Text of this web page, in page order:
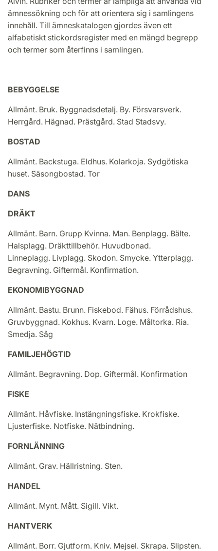
ämnessökning och för att orientera sig i samlingens
innehåll. Till ämneskatalogen gjordes även ett
alfabetiskt stickordsregister med en mängd begrepp
och termer som återfinns i samlingen.
BEBYGGELSE
Allmänt. Bruk. Byggnadsdetalj. By. Försvarsverk.
Herrgård. Hägnad. Prästgård. Stad Stadsvy.
BOSTAD
Allmänt. Backstuga. Eldhus. Kolarkoja. Sydgötiska
huset. Säsongbostad. Tor
DANS
DRÄKT
Allmänt. Barn. Grupp Kvinna. Man. Benplagg. Bälte.
Halsplagg. Dräkttillbehör. Huvudbonad.
Linneplagg. Livplagg. Skodon. Smycke. Ytterplagg.
Begravning. Giftermål. Konfirmation.
EKONOMIBYGGNAD
Allmänt. Bastu. Brunn. Fiskebod. Fähus. Förrådshus.
Gruvbyggnad. Kokhus. Kvarn. Loge. Måltorka. Ria.
Smedja. Såg
FAMILJEHÖGTID
Allmänt. Begravning. Dop. Giftermål. Konfirmation
FISKE
Allmänt. Håvfiske. Instängningsfiske. Krokfiske.
Ljusterfiske. Notfiske. Nätbindning.
FORNLÄNNING
Allmänt. Grav. Hällristning. Sten.
HANDEL
Allmänt. Mynt. Mått. Sigill. Vikt.
HANTVERK
Allmänt. Borr. Gjutform. Kniv. Mejsel. Skrapa. Slipsten.